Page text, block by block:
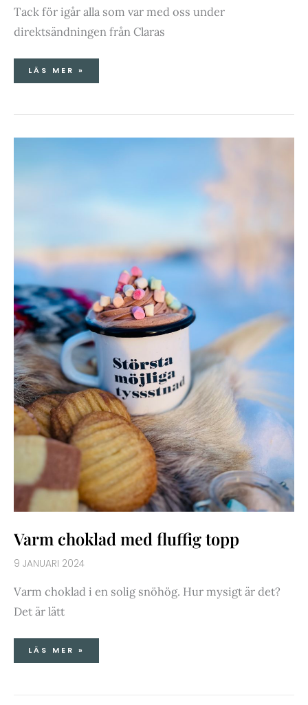
Tack för igår alla som var med oss under
direktsändningen från Claras
LÄS MER »
Varm choklad med fluffig topp
9 JANUARI 2024
Varm choklad i en solig snöhög. Hur mysigt är det?
Det är lätt
VARM
LÄS MER »